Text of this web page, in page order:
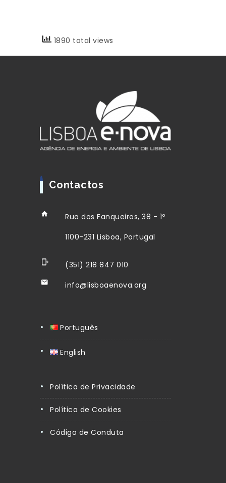
1890 total views
Contactos
Rua dos Fanqueiros, 38 - 1º
1100-231 Lisboa, Portugal
(351) 218 847 010
info@lisboaenova.org
Português
English
Política de Privacidade
Política de Cookies
Código de Conduta